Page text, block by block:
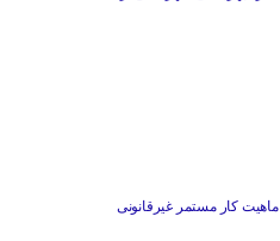
ماهیت کار مستمر غیرقانونی